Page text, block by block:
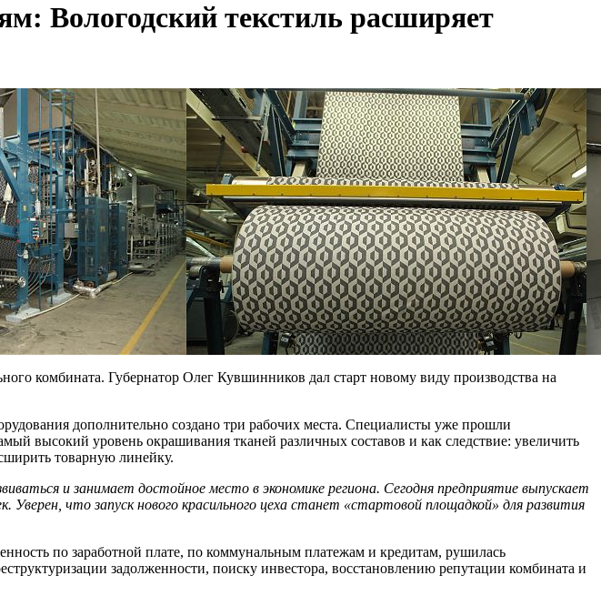
Вологодский текстиль расширяет
комбината. Губернатор Олег Кувшинников дал старт новому виду производства на
дополнительно создано три рабочих места. Специалисты уже прошли
высокий уровень окрашивания тканей различных составов и как следствие: увеличить
товарную линейку.
и занимает достойное место в экономике региона. Сегодня предприятие выпускает
что запуск нового красильного цеха станет «стартовой площадкой» для развития
по заработной плате, по коммунальным платежам и кредитам, рушилась
задолженности, поиску инвестора, восстановлению репутации комбината и